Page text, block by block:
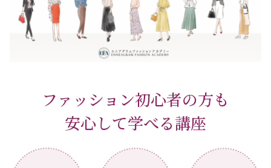
ファッション初心者の方も
安心して学べる講座